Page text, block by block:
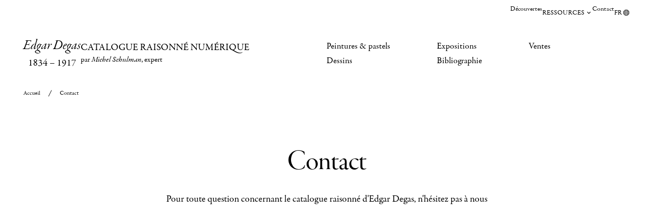
DécouvertesRESSOURCES ContactFR
Edgar Degas
1834– 1917
CATALOGUE RAISONNÉ NUMÉRIQUE
parMichel Schulman, expert
Peintures & pastels
Dessins
Expositions
Bibliographie
Ventes
Accueil Contact
Contact
Pour toute question concernant le catalogue raisonné d'Edgar Degas, n'hésitez pas à nous